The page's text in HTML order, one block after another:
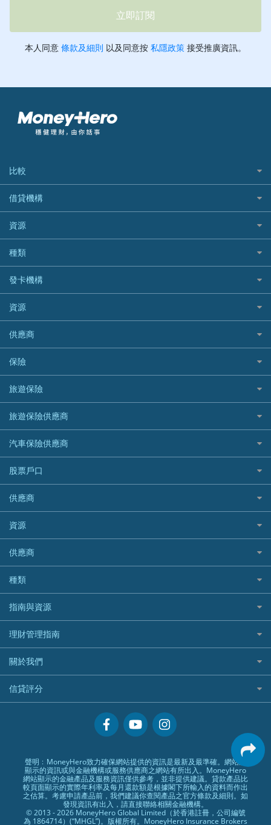
比較
私人貸款比較
稅季/稅務貸款
網上貸款
結餘轉戶(清卡數貸款)
銀行貸款
財務公司貸款
免入息貸款
免TU貸款
急借錢
緊急貸款比較
最佳小額貸款比較
易批必批貸款
24小時貸款
最佳循環貸款
借貸機構
BEA 東亞銀行
BOC 中國銀行
Cashing Pro 優尚信貸
CCB(Asia) 中國建設銀行 (亞洲)
Citibank 花旗銀行
CNCBI 信銀國際
CreFIT 維信
DBS 星展銀行
DSB 大新銀行
HSBC 滙豐銀行貸款
K Cash 貸款
Mox 銀行
National Resources 中潤物業按揭
OCBC 華僑銀行
PrimeCredit 安信信貸
Promise 邦民日本財務
Rabbit Credit月兔信貸
Standard Chartered 渣打銀行
UA 亞洲聯合財務
WeLab Bank
WeLend 貸款
資源
如何申請個人貸款
如何管理個人貸款
個人貸款有用資訊
清卡數貸款教學
循環貸款教學
個人化貸款產品推介 🔥全新
債務重組一覽
供樓利息扣稅
最佳貸款app
種類
網購優惠
精選外幣網購信用卡
尊尚信用卡
公司信用卡
電子錢包信用卡
日本遊信用卡攻略
韓國遊信用卡攻略
台灣遊信用卡攻略
機場貴賓室信用卡
銀聯信用卡
高獎賞信用卡推薦
酒店信用卡
發卡機構
Citibank花旗銀行
AE美國運通
DBS星展銀行
HSBC滙豐銀行
Mox
信銀國際
大新銀行
恒生銀行
Standard Chartered渣打銀行
東亞銀行
SIM
Airwallex信用卡
資源
Black Friday優惠
淘寶付款方式
一田購物優惠日
SOGO感謝祭
HKTVmall優惠碼
交稅優惠
酒店優惠碼
機票優惠碼
供應商
八達通自動增值信用卡
保險
旅遊保險
汽車保險
家居保險
家傭保險
寵物保險
定期人壽保險
危疾保險
年金資訊
樓宇火險
旅遊保險
日本旅遊保險及資訊
泰國旅遊保險及資訊
台灣旅遊保險及資訊
韓國旅遊保險及資訊
歐洲旅遊保險及資訊
越南旅遊保險及資訊
澳洲旅遊保險及資訊
長者嘆世界
家庭親子遊
自駕遊比較
相機有得保
專為孕婦設計的最佳旅遊保險
最佳滑雪旅遊保險
最適合BB的旅遊保險
旅遊保險供應商
AXA 安盛
AIG 美亞
Allianz 安聯
Allied World 世聯
Avo
中國銀行
Bolttech 保特
Blue Cross 藍十字
中國平安
HSBC滙豐銀行
MSIG 三井住友
Prudential 保誠
QBE 昆士蘭
Starr
汽車保險供應商
大新汽車保險
中銀汽車保險
Allianz安聯汽車保險
bolttech保障汽車保險
Zurich蘇黎世汽車保險
QBE昆士蘭汽車保險
平安汽車保險
股票戶口
富途證券
IB盈透證券
老虎證券
uSMART 盈立證券
華盛証券
長橋證券
WeBull微牛證券
漲樂全球通｜華泰國際
OSL
供應商
富途牛牛好唔好？
Webull微牛證券好唔好？
Longbridge長橋證券好唔好？
老虎證券好唔好？
華盛証券好唔好？
漲樂全球通好唔好？
IB盈透證券好唔好？
盈立證券 uSMART 好唔好？
Stashaway好唔好？
資源
股票戶口開戶
證券行邊間好？
港股5隻高息ETF精選
什麼是ETF？
香港30大高息股排行
黃金ETF懶人包
最值得注意的比特幣ETF
選股策略：五步調查攻略
供應商
銀行戶口比較
尊尚銀行戶口
Citi Plus
中信銀行inMotion
Airwallex銀行
種類
定期存款
港元定存
人民幣定存
美元定存
英鎊定存
澳元定存
指南與資源
理財資訊
識慳識賺
債務管理
投資理財
置業安居
專欄文章
理財管理指南
常用相關詞彙
MoneyHero電子報
所有合作銀行或機構
關於我們
服務承諾
網上支援
常見問題
條款及細則
編輯守則
廣告合作
信貸評分
聲明﹕MoneyHero致力確保網站提供的資訊是最新及最準確。網站所
顯示的資訊或與金融機構或服務供應商之網站有所出入。MoneyHero
網站顯示的金融產品及服務資訊僅供參考，並非提供建議。貸款產品比
較頁面顯示的實際年利率及每月還款額是根據閣下所輸入的資料而作出
之估算。考慮申請產品前，我們建議你查閱產品之官方條款及細則。如
發現資訊有出入，請直接聯絡相關金融機構。
© 2013 - 2026 MoneyHero Global Limited（於香港註冊，公司編號
為 1864714）(“MHGL”)。版權所有。MoneyHero Insurance Brokers